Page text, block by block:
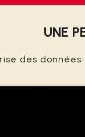
UNE
des